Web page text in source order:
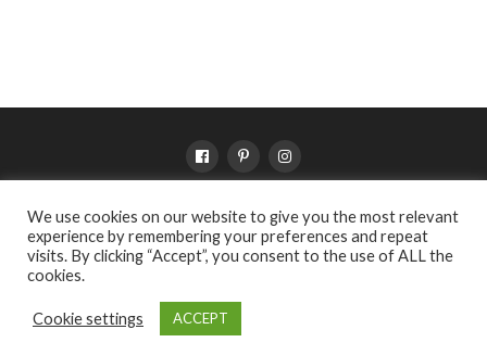
SHOP VERKOOPPUNTEN VOORWAARDEN
PRIVACY
OVER WILDEBRAS
Copyright © 2021 by Wildebras - Please don't use my pictures without
We use cookies on our website to give you the most relevant
experience by remembering your preferences and repeat
visits. By clicking “Accept”, you consent to the use of ALL the
cookies.
Cookie settings ACCEPT